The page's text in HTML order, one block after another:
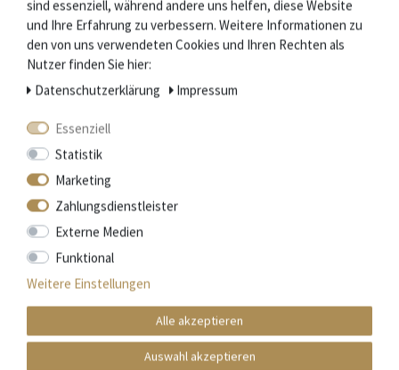
Claude Dozorme - Le Thiers Kellnermesser Sommelier zweistufig -
Ebenholz - Edelstahl glänzend
sind essenziell, während andere uns helfen, diese Website
und Ihre Erfahrung zu verbessern. Weitere Informationen zu
den von uns verwendeten Cookies und Ihren Rechten als
Nutzer finden Sie hier:
Daten­schutz­erklärung
Impressum
Essenziell
Statistik
Marketing
Zahlungsdienstleister
Externe Medien
Funktional
Weitere Einstellungen
Alle akzeptieren
Auswahl akzeptieren